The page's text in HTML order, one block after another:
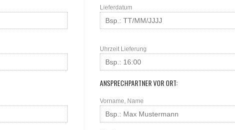
Lieferdatum
Uhrzeit Lieferung
ANSPRECHPARTNER VOR ORT:
Vorname, Name